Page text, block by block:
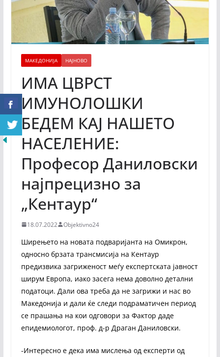
МАКЕДОНИЈА НАЈНОВО
ИМА ЦВРСТ
ИМУНОЛОШКИ
БЕДЕМ КАЈ НАШЕТО
НАСЕЛЕНИЕ:
Професор Даниловски
најпрецизно за
„Кентаур“
18.07.2022 Objektivno24
Ширењето на новата подваријанта на Омикрон,
односно брзата трансмисија на Кентаур
предизвика загриженост меѓу експертската јавност
ширум Европа, иако засега нема доволно детални
податоци. Дали ова треба да не загрижи и нас во
Македонија и дали ќе следи подраматичен период
се прашања на кои одговори за Фактор даде
епидемиологот, проф. д-р Драган Даниловски.
-Интересно е дека има мислења од експерти од